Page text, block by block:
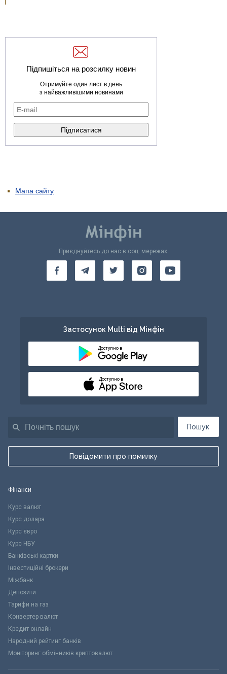
Підпишіться на розсилку новин
Отримуйте один лист в день
з найважливішими новинами
Мапа сайту
Пошук
Повідомити про помилку
Приєднуйтесь до нас в соц. мережах:
Застосунок Multi від Мінфін
Доступно в
Доступно в
Фінанси
Курс валют
Курс долара
Курс євро
Курс НБУ
Банківські картки
Інвестиційні брокери
Міжбанк
Депозити
Тарифи на газ
Конвертер валют
Кредит онлайн
Народний рейтинг банків
Моніторинг обмінників криптовалют